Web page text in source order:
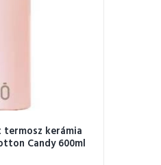
kerámia
Candy 600ml